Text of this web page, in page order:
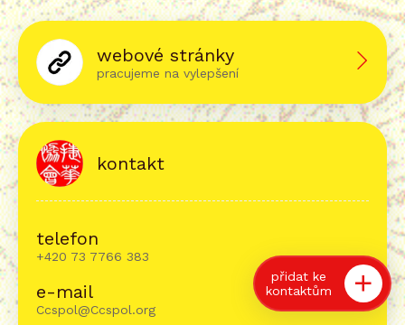
webové stránky
pracujeme na vylepšení
kontakt
telefon
+420 73 7766 383
e-mail
Ccspol@Ccspol.org
přidat ke
kontaktům